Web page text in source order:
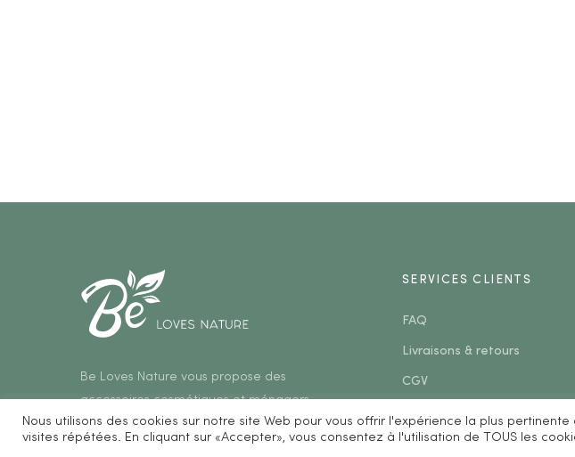
Be Loves Nature vous propose des
accessoires cosmétiques et ménagers
zéro déchet.
SERVICES CLIENTS
FAQ
Livraisons & retours
CGV
Nous utilisons des cookies sur notre site Web pour vous offrir l'expérience la plus
visites répétées. En cliquant sur «Accepter», vous consentez à l'utilisation de TOUS les